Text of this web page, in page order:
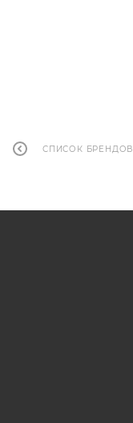
СПИСОК БРЕНДОВ